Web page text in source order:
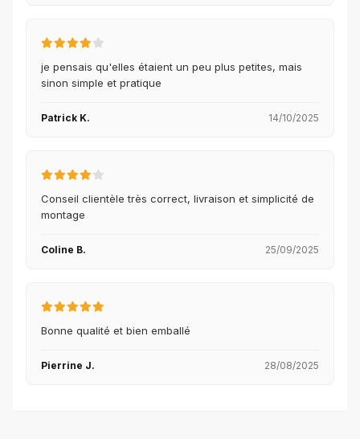
je pensais qu'elles étaient un peu plus petites, mais
sinon simple et pratique
Patrick K. 14/10/2025
Conseil clientèle très correct, livraison et simplicité de
montage
Coline B. 25/09/2025
Bonne qualité et bien emballé
Pierrine J. 28/08/2025